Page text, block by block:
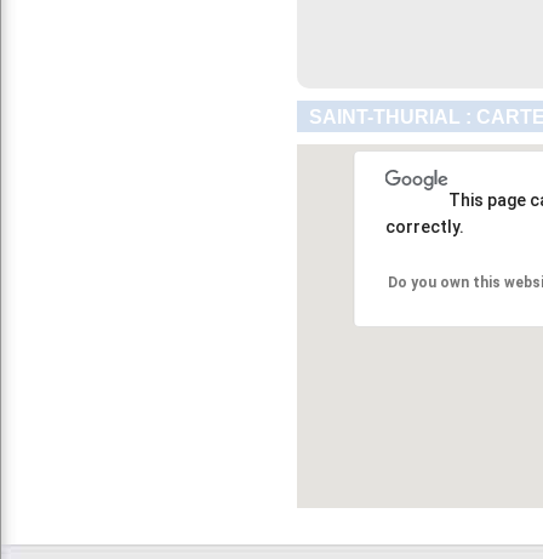
SAINT-THURIAL :
This page
correctly.
Do you own this